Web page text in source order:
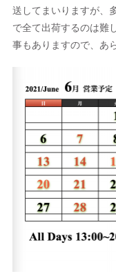
送してまいりますが、
で全て出荷するのは難
事もありますので、あ